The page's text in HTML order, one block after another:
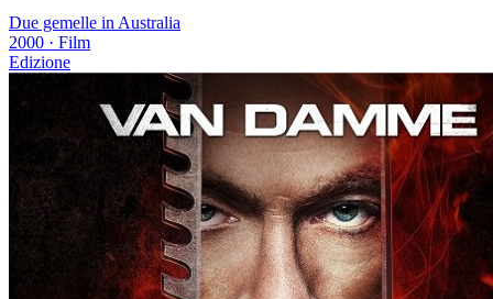
Due gemelle in Australia
2000 · Film
Edizione